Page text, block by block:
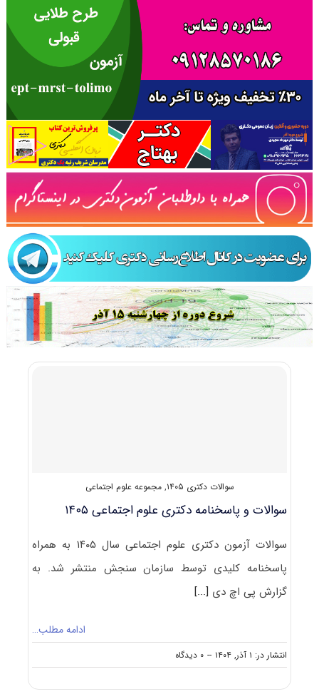
سوالات دکتری ۱۴۰۵ ,مجموعه علوم اجتماعی
سوالات و پاسخنامه دکتری علوم اجتماعی ۱۴۰۵
سوالات آزمون دکتری علوم اجتماعی سال ۱۴۰۵ به همراه
پاسخنامه کلیدی توسط سازمان سنجش منتشر شد. به
گزارش پی اچ دی [...]
ادامه مطلب…
انتشار در: ۱ آذر, ۱۴۰۴ -- ۰ دیدگاه
on
سوالات